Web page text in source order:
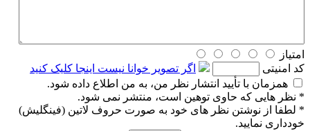
امتیاز
كد امنیتی
اگر تصویر خوانا نیست اینجا کلیک کنید
همزمان با تأیید انتشار نظر من، به من اطلاع داده شود.
* نظر هایی كه حاوی توهین است، منتشر نمی شود.
* لطفا از نوشتن نظر های خود به صورت حروف لاتین (فینگلیش)
خودداری نمایید.